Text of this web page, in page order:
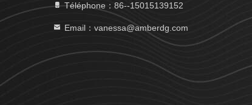
Téléphone：86--15015139152
Email：vanessa@amberdg.com